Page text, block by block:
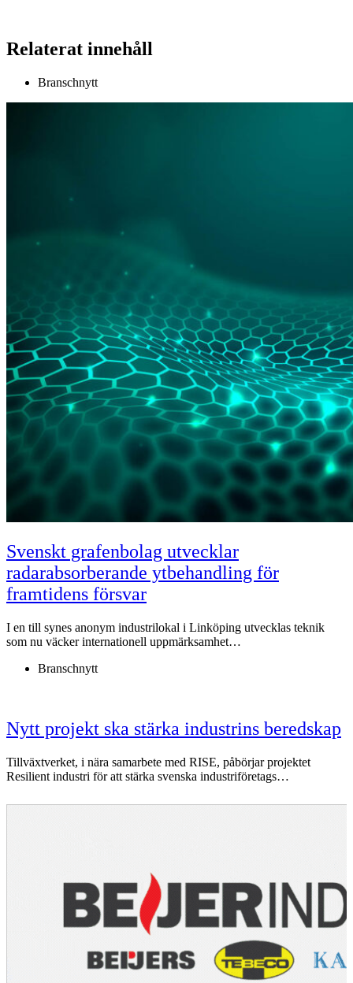
Relaterat innehåll
Branschnytt
Svenskt grafenbolag utvecklar
radarabsorberande ytbehandling för
framtidens försvar
I en till synes anonym industrilokal i Linköping utvecklas teknik
som nu väcker internationell uppmärksamhet…
Branschnytt
Nytt projekt ska stärka industrins beredskap
Tillväxtverket, i nära samarbete med RISE, påbörjar projektet
Resilient industri för att stärka svenska industriföretags…